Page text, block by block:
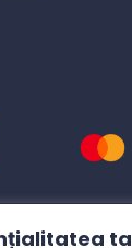
ta